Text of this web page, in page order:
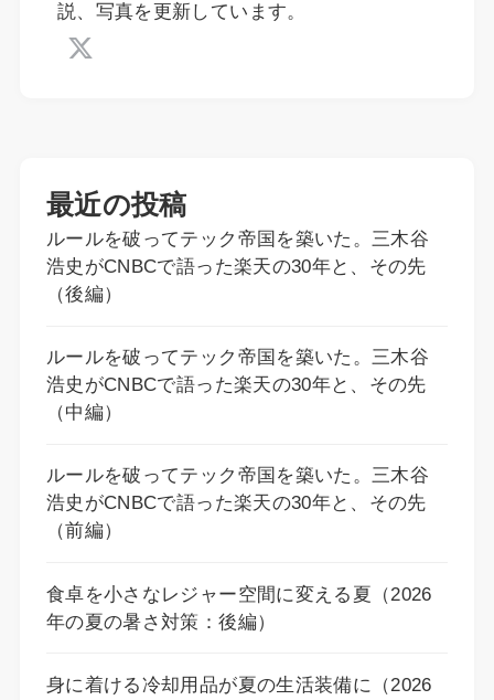
説、写真を更新しています。
最近の投稿
ルールを破ってテック帝国を築いた。三木谷
浩史がCNBCで語った楽天の30年と、その先
（後編）
ルールを破ってテック帝国を築いた。三木谷
浩史がCNBCで語った楽天の30年と、その先
（中編）
ルールを破ってテック帝国を築いた。三木谷
浩史がCNBCで語った楽天の30年と、その先
（前編）
食卓を小さなレジャー空間に変える夏（2026
年の夏の暑さ対策：後編）
身に着ける冷却用品が夏の生活装備に（2026